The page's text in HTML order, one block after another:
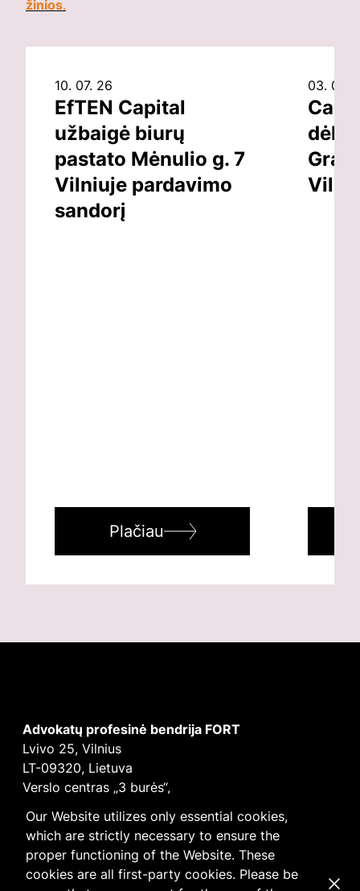
žinios.
10. 07. 26
EfTEN Capital
užbaigė biurų
pastato Mėnulio g. 7
Vilniuje pardavimo
sandorį
Plačiau
03. 07.
dėl
Our Website utilizes only essential cookies,
which are strictly necessary to ensure the
proper functioning of the Website. These
cookies are all first-party cookies. Please be
Advokatų profesinė bendrija FORT
Lvivo 25, Vilnius
LT-09320, Lietuva
Verslo centras „3 burės“,
E-mailvilnius@fortlegal.com
Tel. +370 5 250 6141
Įm. k. 303195010
PVM: LT100008172616